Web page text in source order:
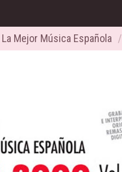
Mejor Música Española